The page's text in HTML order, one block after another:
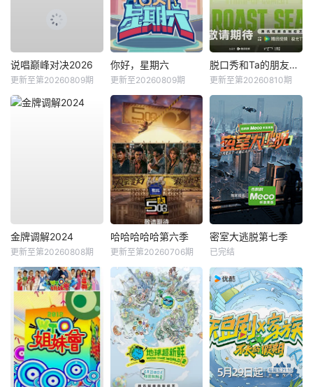
说唱巅峰对决2026
更新至第20260809期
你好，星期六
更新至20260809期
脱口秀和Ta的朋友们第三季
更新至第20260810期
金牌调解2024
更新至第20260808期
哈哈哈哈哈第六季
更新至第20260706期
密室大逃脱第七季
已完结